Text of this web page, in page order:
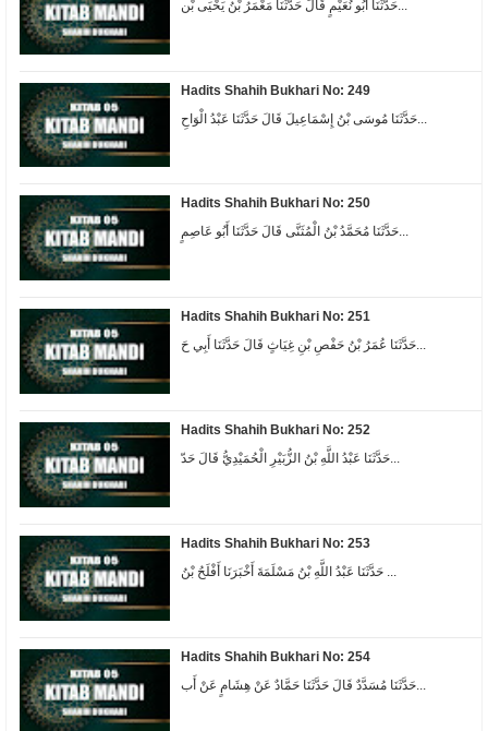
Hadits Shahih Bukhari No: 249
Hadits Shahih Bukhari No: 250
حَدَّثَنَا مُحَمَّدُ بْنُ الْمُثَنَّى قَالَ حَدَّثَنَا أَبُو عَاصِمٍ...
Hadits Shahih Bukhari No: 251
حَدَّثَنَا عُمَرُ بْنُ حَفْصِ بْنِ غِيَاثٍ قَالَ حَدَّثَنَا أَبِي حَ...
Hadits Shahih Bukhari No: 252
حَدَّثَنَا عَبْدُ اللَّهِ بْنُ الزُّبَيْرِ الْحُمَيْدِيُّ قَالَ حَدّ...
Hadits Shahih Bukhari No: 253
حَدَّثَنَا عَبْدُ اللَّهِ بْنُ مَسْلَمَةَ أَخْبَرَنَا أَفْلَحُ بْنُ ...
Hadits Shahih Bukhari No: 254
حَدَّثَنَا مُسَدَّدٌ قَالَ حَدَّثَنَا حَمَّادٌ عَنْ هِشَامٍ عَنْ أَب...